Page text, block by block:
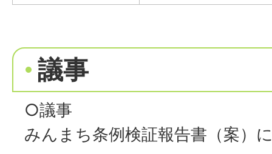
議事
○議事
みんまち条例検証報告書（案）